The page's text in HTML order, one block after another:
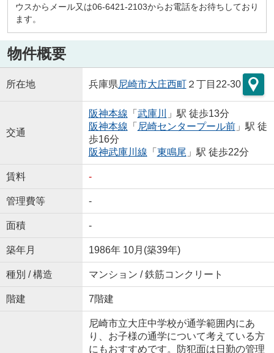
ウスからメール又は06-6421-2103からお電話をお待ちしており
ます。
物件概要
所在地 兵庫県尼崎市大庄西町２丁目22-30
交通
阪神本線 「 武庫川
」駅 徒歩13分
阪神本線 「 尼崎センタープール前」駅 徒
歩16分
阪神武庫川線 「 東鳴尾 」駅 徒歩22分
賃料 -
管理費等 -
面積 -
築年月 1986年 10月(築39年)
種別 / 構造 マンション / 鉄筋コンクリート
階建 7階建
尼崎市立大庄中学校が通学範囲内にあ
り、お子様の通学について考えている方
にもおすすめです。防犯面は日勤の管理